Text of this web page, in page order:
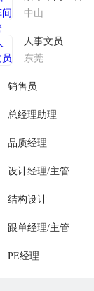
中山
人事文员
东莞
销售员
总经理助理
品质经理
设计经理/主管
结构设计
跟单经理/主管
PE经理